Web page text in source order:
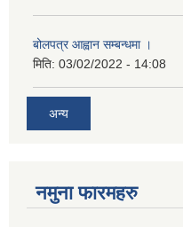
बोलपत्र आह्वान सम्बन्धमा ।
मिति: 03/02/2022 - 14:08
अन्य
नमुना फारमहरु